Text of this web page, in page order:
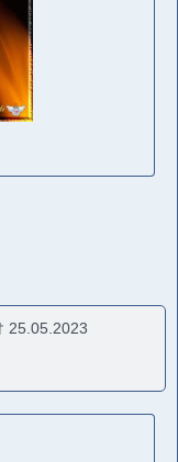
25.05.2023